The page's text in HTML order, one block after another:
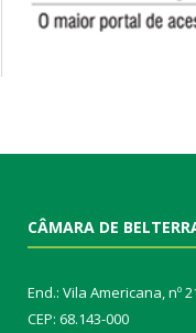
CÂMARA DE
End.: Vila Americana, nº
CEP: 68.143-000